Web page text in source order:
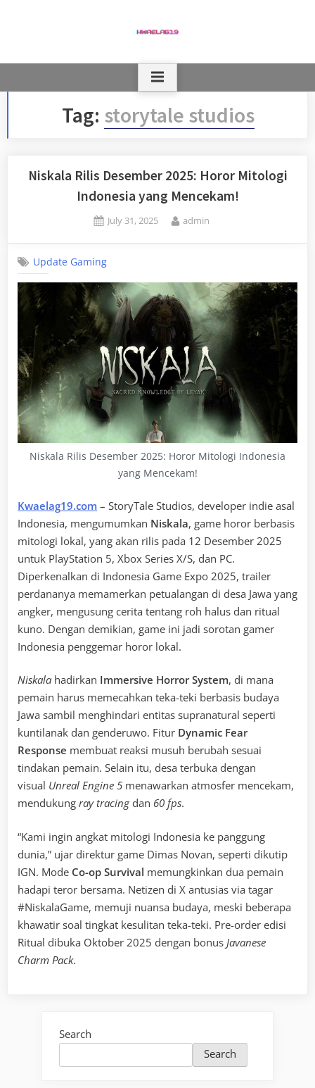
Tag: storytale studios
Niskala Rilis Desember 2025: Horor Mitologi
Indonesia yang Mencekam!
Posted
July 31, 2025 By
admin
Update Gaming
Niskala Rilis Desember 2025: Horor Mitologi Indonesia
yang Mencekam!
Kwaelag19.com – StoryTale Studios, developer indie asal
Indonesia, mengumumkan Niskala, game horor berbasis
mitologi lokal, yang akan rilis pada 12 Desember 2025
untuk PlayStation 5, Xbox Series X/S, dan PC.
Diperkenalkan di Indonesia Game Expo 2025, trailer
perdananya memamerkan petualangan di desa Jawa yang
angker, mengusung cerita tentang roh halus dan ritual
kuno. Dengan demikian, game ini jadi sorotan gamer
Indonesia penggemar horor lokal.
Niskala hadirkan Immersive Horror System, di mana
pemain harus memecahkan teka-teki berbasis budaya
Jawa sambil menghindari entitas supranatural seperti
kuntilanak dan genderuwo. Fitur Dynamic Fear
Response membuat reaksi musuh berubah sesuai
tindakan pemain. Selain itu, desa terbuka dengan
visual Unreal Engine 5 menawarkan atmosfer mencekam,
mendukung ray tracingdan 60 fps.
“Kami ingin angkat mitologi Indonesia ke panggung
dunia,” ujar direktur game Dimas Novan, seperti dikutip
IGN. Mode Co-op Survival memungkinkan dua pemain
hadapi teror bersama. Netizen di X antusias via tagar
#NiskalaGame, memuji nuansa budaya, meski beberapa
khawatir soal tingkat kesulitan teka-teki. Pre-order edisi
Ritual dibuka Oktober 2025 dengan bonus Javanese
Charm Pack.
Search
Search